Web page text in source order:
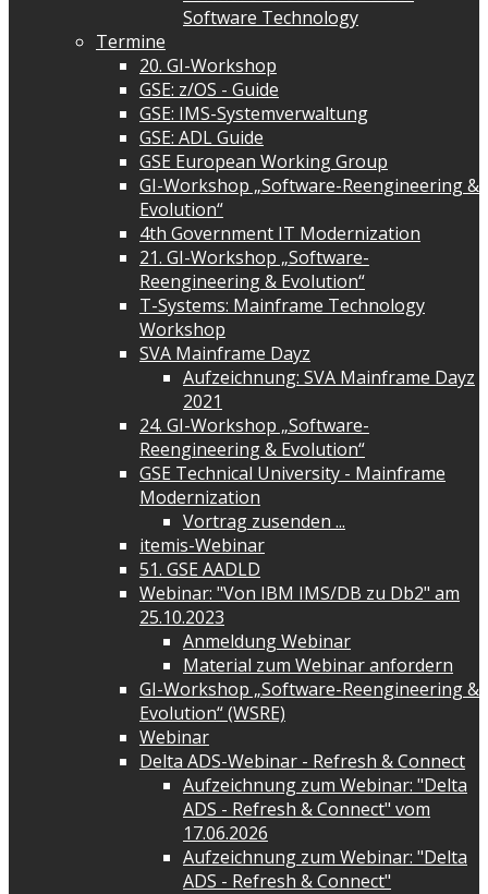
Software Technology
Termine
20. GI-Workshop
GSE: z/OS - Guide
GSE: IMS-Systemverwaltung
GSE: ADL Guide
GSE European Working Group
GI-Workshop „Software-Reengineering &
Evolution“
4th Government IT Modernization
21. GI-Workshop „Software-
Reengineering & Evolution“
T-Systems: Mainframe Technology
Workshop
SVA Mainframe Dayz
Aufzeichnung: SVA Mainframe Dayz
2021
24. GI-Workshop „Software-
Reengineering & Evolution“
GSE Technical University - Mainframe
Modernization
Vortrag zusenden ...
itemis-Webinar
51. GSE AADLD
Webinar: "Von IBM IMS/DB zu Db2" am
25.10.2023
Anmeldung Webinar
Material zum Webinar anfordern
GI-Workshop „Software-Reengineering &
Evolution“ (WSRE)
Webinar
Delta ADS-Webinar - Refresh & Connect
Aufzeichnung zum Webinar: "Delta
ADS - Refresh & Connect" vom
17.06.2026
Aufzeichnung zum Webinar: "Delta
ADS - Refresh & Connect"